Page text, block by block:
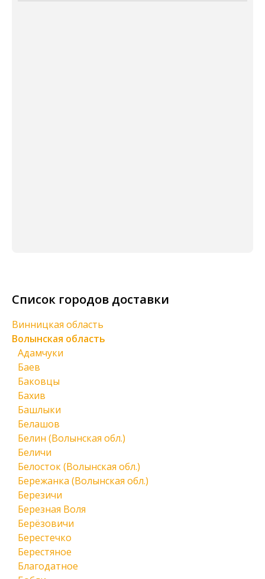
Список городов доставки
Винницкая область
Волынская область
Адамчуки
Баев
Баковцы
Бахив
Башлыки
Белашов
Белин (Волынская обл.)
Беличи
Белосток (Волынская обл.)
Бережанка (Волынская обл.)
Березичи
Березная Воля
Берёзовичи
Берестечко
Берестяное
Благодатное